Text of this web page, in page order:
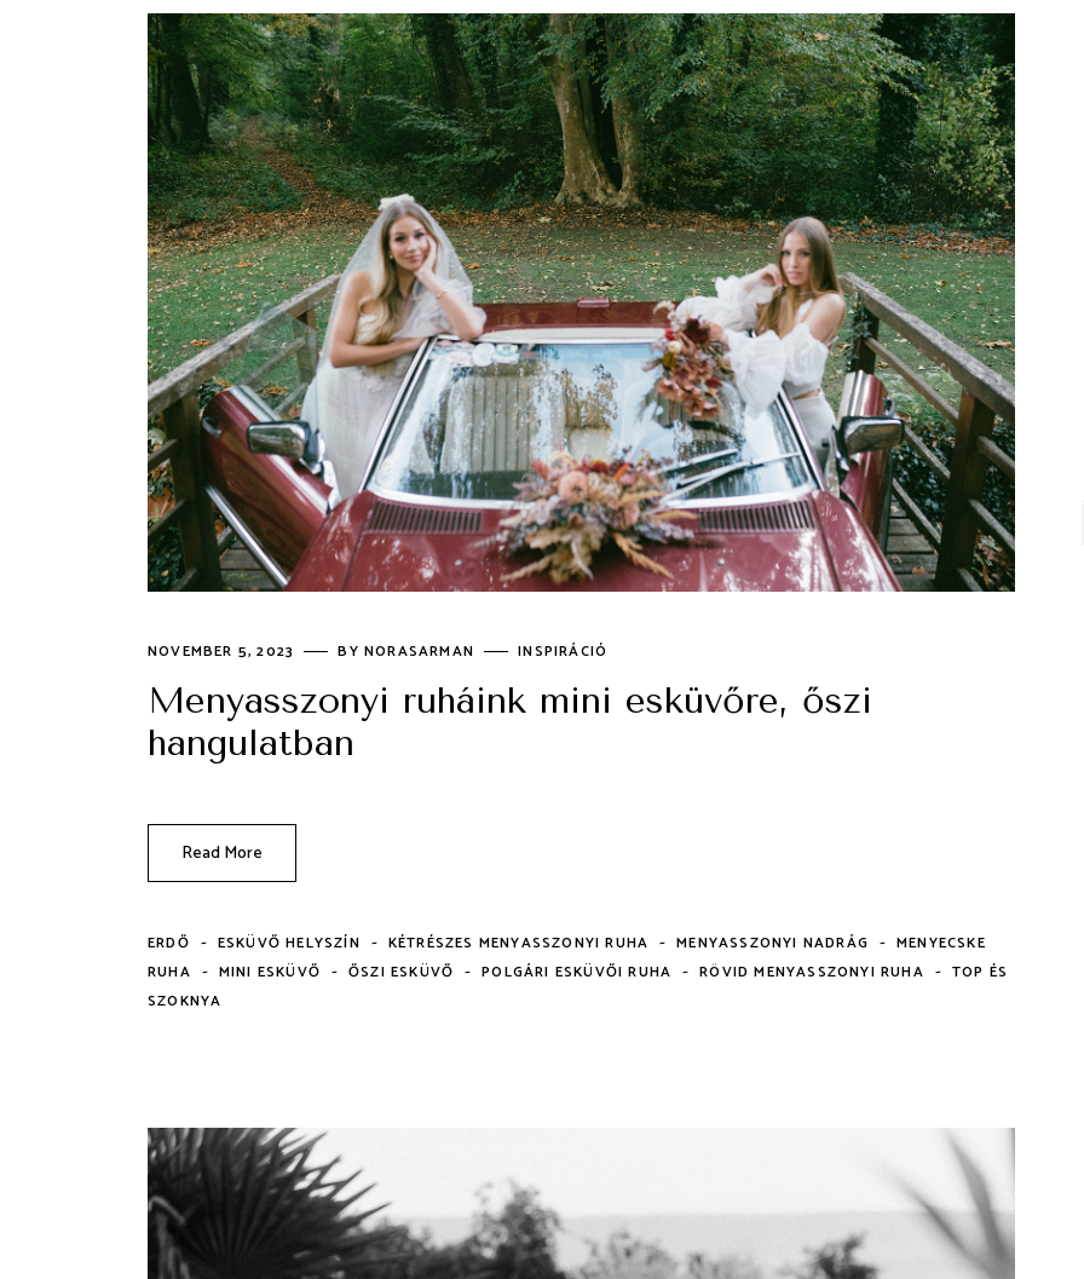
NOVEMBER 5, 2023 BYNORASARMAN INSPIRÁCIÓ
Menyasszonyi ruháink mini esküvőre, őszi
hangulatban
Read More
ERDŐ - ESKÜVŐ HELYSZÍN - KÉTRÉSZES MENYASSZONYI RUHA - MENYASSZONYI NADRÁG - MENYECSKE
RUHA - MINI ESKÜVŐ - ŐSZI ESKÜVŐ - POLGÁRI ESKÜVŐI RUHA - RÖVID MENYASSZONYI RUHA - TOP ÉS
SZOKNYA